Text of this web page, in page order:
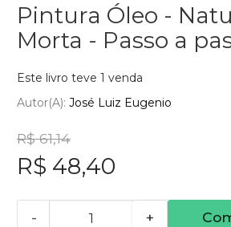
Pintura Óleo -
Morta - Passo a
Este livro teve 1 venda
Autor(a): José Luiz Eugenio
R$ 61,14
R$ 48,40
- +